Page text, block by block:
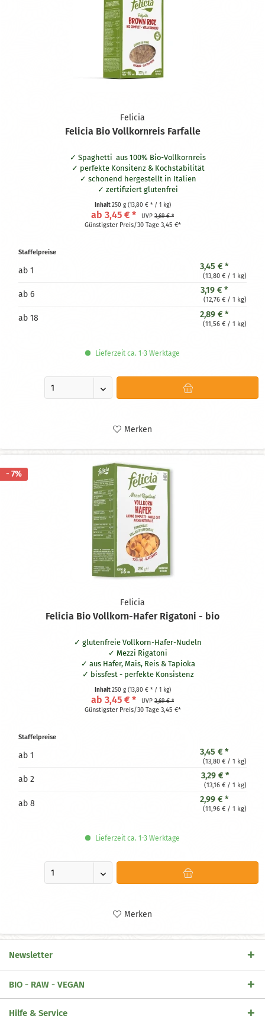
Felicia
Felicia Bio Vollkornreis Farfalle
Spaghetti aus 100% Bio-Vollkornreis
perfekte Konsitenz & Kochstabilität
schonend hergestellt in Italien
zertifiziert glutenfrei
Inhalt250 g (13,80 € * / 1 kg)
ab 3,45 € * UVP3,69 € *
Günstigster Preis/30 Tage 3,45 €*
Staffelpreise
ab 1 3,45 € *
(13,80 € / 1 kg)
ab 6 3,19 € *
(12,76 € / 1 kg)
ab 18 2,89 € *
(11,56 € / 1 kg)
Lieferzeit ca. 1-3 Werktage
Merken
- 7%
Felicia
Felicia Bio Vollkorn-Hafer Rigatoni - bio
glutenfreie Vollkorn-Hafer-Nudeln
Mezzi Rigatoni
aus Hafer, Mais, Reis & Tapioka
bissfest - perfekte Konsistenz
reich an Eisen und Ballaststoffen
Inhalt250 g (13,80 € * / 1 kg)
ab 3,45 € * UVP3,69 € *
Günstigster Preis/30 Tage 3,45 €*
Staffelpreise
ab 1 3,45 € *
(13,80 € / 1 kg)
ab 2 3,29 € *
(13,16 € / 1 kg)
ab 8 2,99 € *
(11,96 € / 1 kg)
Lieferzeit ca. 1-3 Werktage
Merken
Newsletter
BIO - RAW - VEGAN
Hilfe & Service